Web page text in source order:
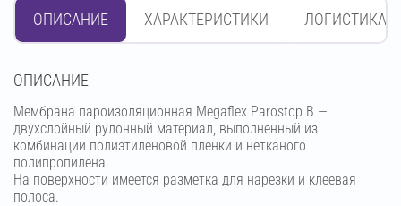
ОПИСАНИЕ ХАРАКТЕРИСТИКИ ЛОГИСТИКА
OПИСАНИЕ
Мембрана пароизоляционная Megaflex Parostop B —
двухслойный рулонный материал, выполненный из
комбинации полиэтиленовой пленки и нетканого
полипропилена.
На поверхности имеется разметка для нарезки и клеевая
полоса.